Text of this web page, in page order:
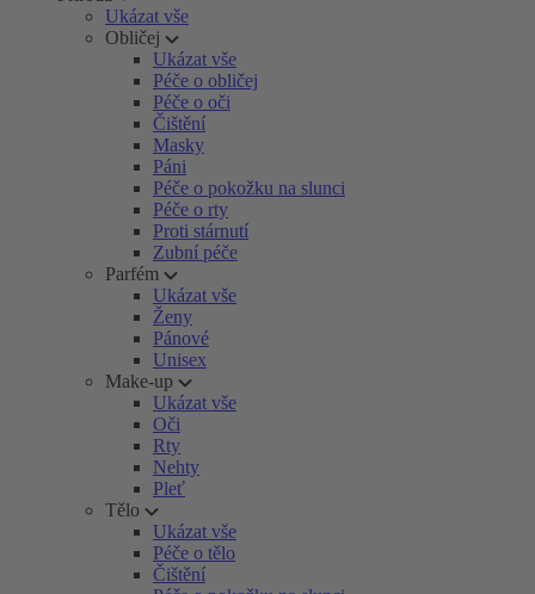
Ukázat vše
Obličej
Ukázat vše
Péče o obličej
Péče o oči
Čištění
Masky
Páni
Péče o pokožku na slunci
Péče o rty
Proti stárnutí
Zubní péče
Parfém
Ukázat vše
Ženy
Pánové
Unisex
Make-up
Ukázat vše
Oči
Rty
Nehty
Pleť
Tělo
Ukázat vše
Péče o tělo
Čištění